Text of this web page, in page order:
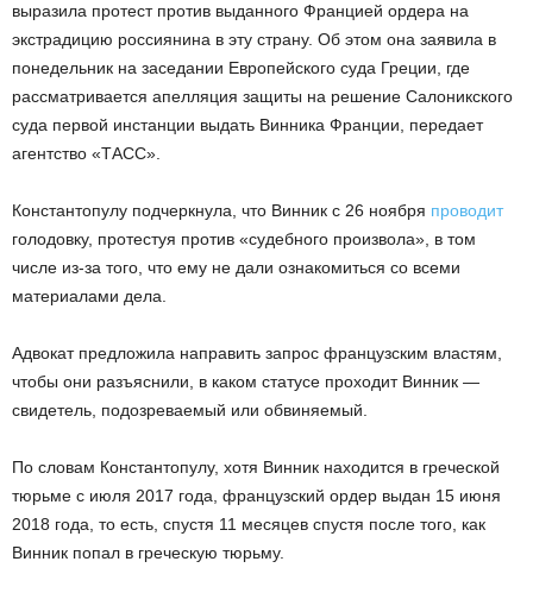
выразила протест против выданного Францией ордера на
экстрадицию россиянина в эту страну. Об этом она заявила в
понедельник на заседании Европейского суда Греции, где
рассматривается апелляция защиты на решение Салоникского
суда первой инстанции выдать Винника Франции, передает
агентство «ТАСС».
Константопулу подчеркнула, что Винник с 26 ноября проводит
голодовку, протестуя против «судебного произвола», в том
числе из-за того, что ему не дали ознакомиться со всеми
материалами дела.
Адвокат предложила направить запрос французским властям,
чтобы они разъяснили, в каком статусе проходит Винник —
свидетель, подозреваемый или обвиняемый.
По словам Константопулу, хотя Винник находится в греческой
тюрьме с июля 2017 года, французский ордер выдан 15 июня
2018 года, то есть, спустя 11 месяцев спустя после того, как
Винник попал в греческую тюрьму.